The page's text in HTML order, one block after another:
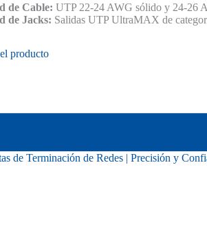
de Cable: UTP 22-24 AWG sólido y 24-26
de Jacks: Salidas UTP UltraMAX de
producto
de Terminación de Redes | Precisión y